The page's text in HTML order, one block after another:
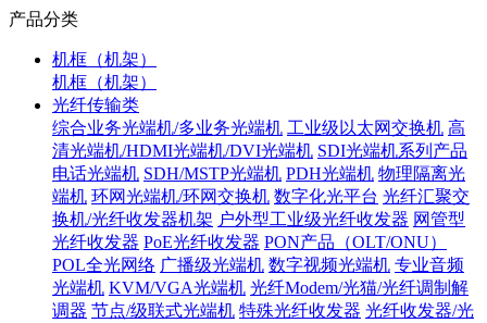
产品分类
机框（机架）
机框（机架）
光纤传输类
综合业务光端机/多业务光端机 工业级以太网交换机 高
清光端机/HDMI光端机/DVI光端机 SDI光端机系列产品
电话光端机 SDH/MSTP光端机 PDH光端机 物理隔离光
端机 环网光端机/环网交换机 数字化光平台 光纤汇聚交
换机/光纤收发器机架 户外型工业级光纤收发器 网管型
光纤收发器 PoE光纤收发器 PON产品（OLT/ONU）
POL全光网络 广播级光端机 数字视频光端机 专业音频
光端机 KVM/VGA光端机 光纤Modem/光猫/光纤调制解
调器 节点/级联式光端机 特殊光纤收发器 光纤收发器/光